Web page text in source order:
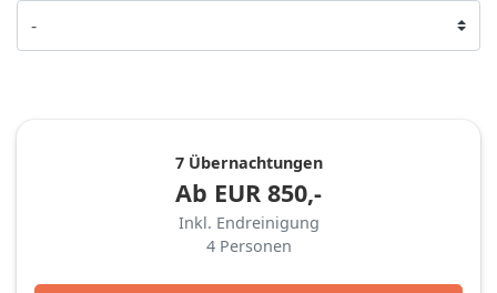
7 Übernachtungen
Ab EUR 850,-
Inkl. Endreinigung
4 Personen